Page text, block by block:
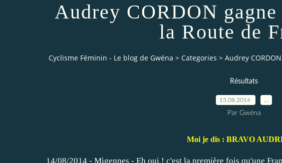
Audrey CORDON gagne
la Route de
Cyclisme Féminin - Le blog de Gwéna > Categories > Audrey
Résultats
15.08.2014
Par Gwéna
Moi je dis : BRAVO
14/08/2014 - Migennes - Eh oui ! c'est la première fois qu'une